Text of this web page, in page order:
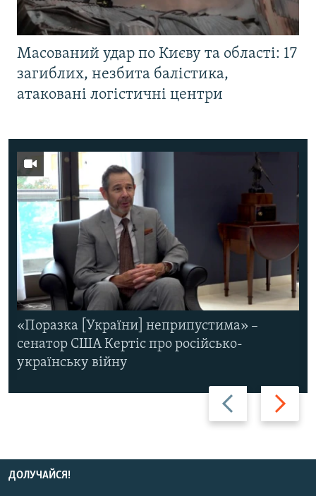
Масований удар по Києву та області: 17
загиблих, незбита балістика,
атаковані логістичні центри
Назад Вперед
«Поразка [України] неприпустима» –
сенатор США Кертіс про російсько-
українську війну
ДОЛУЧАЙСЯ!